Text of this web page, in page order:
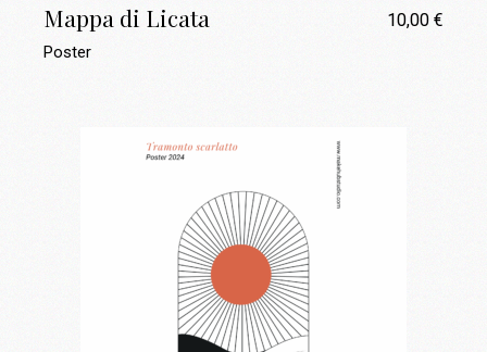
Mappa di Licata 10,00 €
Poster